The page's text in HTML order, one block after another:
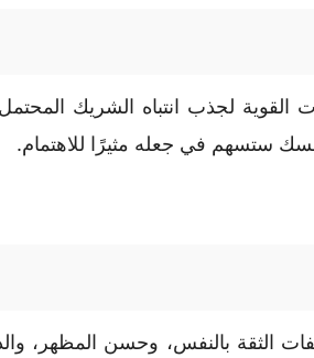
لجذب انتباه الشريك المحتمل.
ستسهم في جعله مثيرًا للاهتمام.
الثقة بالنفس، وحسن المظهر،